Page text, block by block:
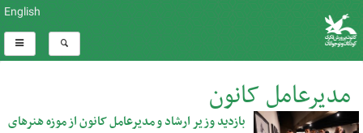
English
مدیرعامل کانون
کل اخبار:931
بازدید وزیر ارشاد و مدیرعامل کانون از موزه هنرهای